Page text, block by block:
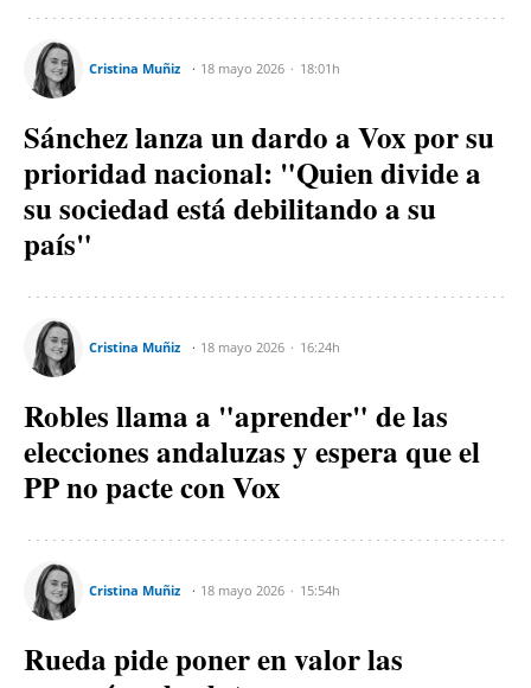
Cristina Muñiz 18 mayo 2026 18:01h
Sánchez lanza un dardo a Vox por su
prioridad nacional: "Quien divide a
su sociedad está debilitando a su
país"
Cristina Muñiz 18 mayo 2026 16:24h
Robles llama a "aprender" de las
elecciones andaluzas y espera que el
PP no pacte con Vox
Cristina Muñiz 18 mayo 2026 15:54h
Rueda pide poner en valor las